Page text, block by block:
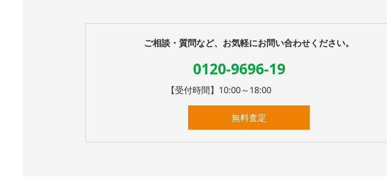
ご相談・質問など、お気軽にお問い合わせください。
0120-9696-19
【受付時間】10:00～18:00
無料査定